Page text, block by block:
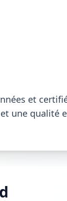
et
une qualité